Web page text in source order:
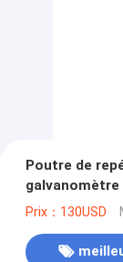
Poutre de
galvanomètre
4X du laser
Prix：130USD